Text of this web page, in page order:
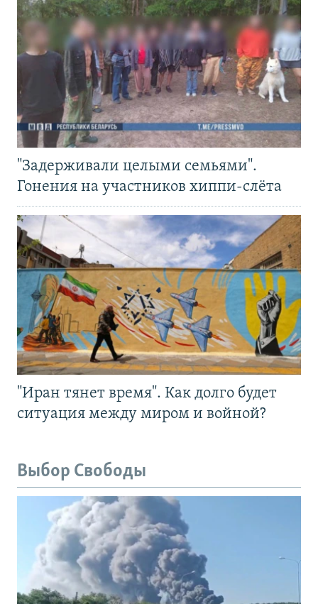
"Задерживали целыми семьями".
Гонения на участников хиппи-слёта
"Иран тянет время". Как долго будет
ситуация между миром и войной?
Выбор Свободы